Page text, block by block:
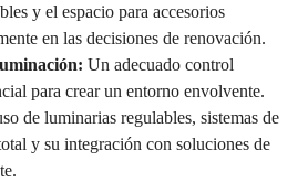
y el espacio para accesorios
en las decisiones de renovación.
Un adecuado control
para crear un entorno envolvente.
de luminarias regulables, sistemas de
y su integración con soluciones de